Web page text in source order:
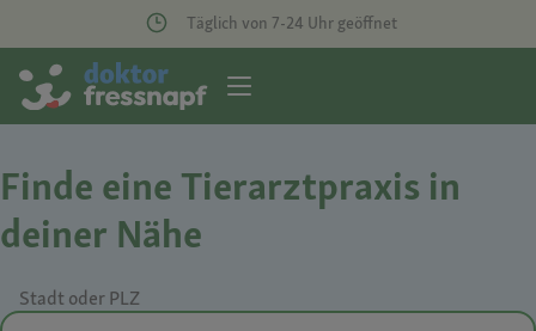
Täglich von 7-24 Uhr geöffnet
Finde eine Tierarztpraxis in
deiner Nähe
Stadt oder PLZ